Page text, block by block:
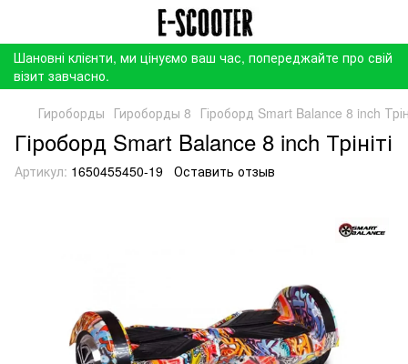
Шановні клієнти, ми цінуємо ваш час, попереджайте про свій
візит завчасно.
Гироборды Гироборды 8 Гіроборд Smart Balance 8 inch
Гіроборд Smart Balance 8 inch Трініті
Артикул: 1650455450-19 Оставить отзыв